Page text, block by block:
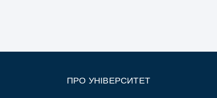
ПРО УНІВЕРСИТЕТ